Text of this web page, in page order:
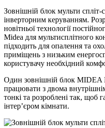
Зовнішній блок мульти
інверторним керуванням.
новітньої технології
Midea для мультисплітного
підходить для опалення та
приміщень з низьким
користувачу необхідний
Один зовнішній блок MIDEA
працювати з двома
тонкі та розроблені так, щоб
інтер’єром кімнати.